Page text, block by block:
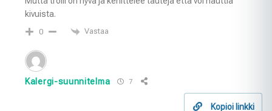
kivuista.
0 Vastaa
Kalergi-suunnitelma 7
Kopioi linkki